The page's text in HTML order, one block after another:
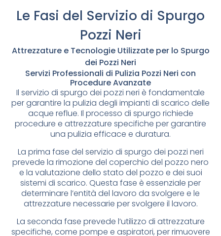
Le Fasi del Servizio di Spurgo
Pozzi Neri
Attrezzature e Tecnologie Utilizzate per lo Spurgo
dei Pozzi Neri
Servizi Professionali di Pulizia Pozzi Neri con
Procedure Avanzate
Il servizio di spurgo dei pozzi neri è fondamentale
per garantire la pulizia degli impianti di scarico delle
acque reflue. Il processo di spurgo richiede
procedure e attrezzature specifiche per garantire
una pulizia efficace e duratura.
La prima fase del servizio di spurgo dei pozzi neri
prevede la rimozione del coperchio del pozzo nero
e la valutazione dello stato del pozzo e dei suoi
sistemi di scarico. Questa fase è essenziale per
determinare l’entità del lavoro da svolgere e le
attrezzature necessarie per svolgere il lavoro.
La seconda fase prevede l’utilizzo di attrezzature
specifiche, come pompe e aspiratori, per rimuovere